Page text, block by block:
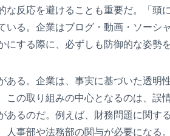
反応を避けることも重要だ。「
る。企業はブログ・動画・ソー
する際に、必ずしも防御的な姿勢
る。企業は、事実に基づいた透
の取り組みの中心となるのは、
るのだ。例えば、財務問題に関
事部や法務部の関与が必要になる